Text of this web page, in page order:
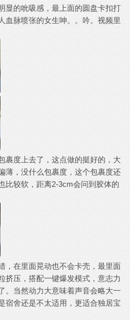
显的吮吸感，最上面的圆盘卡扣打
血脉喷张的女生呻。。吟。视频里
裹度上去了，这点做的挺好的，大
薄，没什么包裹度，这个包裹度还
比较软，距离2-3cm会问到胶体的
，在里面晃动也不会卡壳，最里面
挤压，搭配一键爆发模式，意志力
。当然动力大意味着声音会略大一
宿舍还是不太适用，更适合独居宝